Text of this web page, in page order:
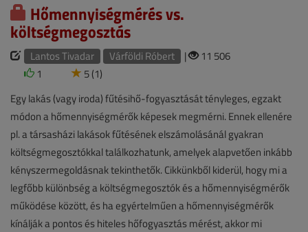
Hőmennyiségmérés vs.
költségmegosztás
Lantos Tivadar Várföldi Róbert |
11 506
1
5 (1)
Egy lakás (vagy iroda) fűtésihő-fogyasztását tényleges, egzakt
módon a hőmennyiségmérők képesek megmérni. Ennek ellenére
pl. a társasházi lakások fűtésének elszámolásánál gyakran
költségmegosztókkal találkozhatunk, amelyek alapvetően inkább
kényszermegoldásnak tekinthetők. Cikkünkből kiderül, hogy mi a
legfőbb különbség a költségmegosztók és a hőmennyiségmérők
működése között, és ha egyértelműen a hőmennyiségmérők
kínálják a pontos és hiteles hőfogyasztás mérést, akkor mi